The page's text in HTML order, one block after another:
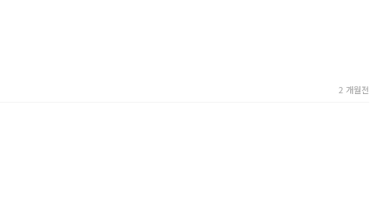
2 개월전